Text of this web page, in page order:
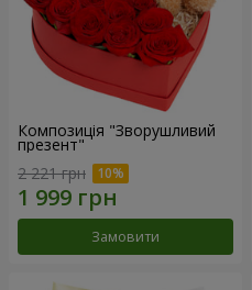
Композиція "Зворушливий
презент"
2 221 грн
Замовити